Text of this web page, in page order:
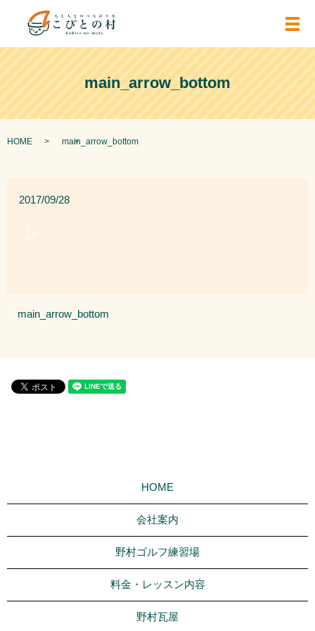
メ
main_arrow_bottom
HOME main_arrow_bottom
2017/09/28
main_arrow_bottom
HOME
会社案内
野村ゴルフ練習場
料金・レッスン内容
野村瓦屋